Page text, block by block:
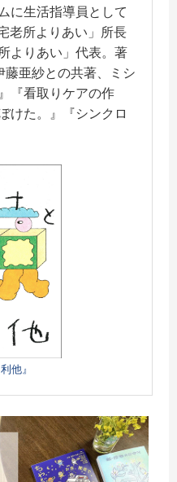
に生活指導員として
老所よりあい」所長
よりあい」代表。著
藤亜紗との共著、ミシ
『看取りケアの作
けた。』『シンクロ
他』